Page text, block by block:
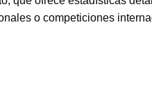
o competiciones